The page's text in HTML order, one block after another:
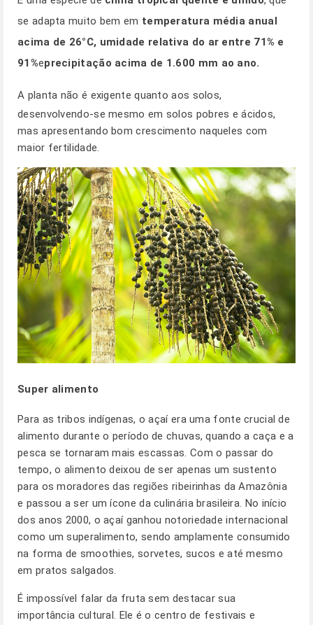
se adapta muito bem em temperatura média anual
acima de 26°C, umidade relativa do ar entre 71% e
91%eprecipitação acima de 1.600 mm ao ano.
A planta não é exigente quanto aos solos,
desenvolvendo-se mesmo em solos pobres e ácidos,
mas apresentando bom crescimento naqueles com
maior fertilidade.
Super alimento
Para as tribos indígenas, o açaí era uma fonte crucial de
alimento durante o período de chuvas, quando a caça e a
pesca se tornaram mais escassas. Com o passar do
tempo, o alimento deixou de ser apenas um sustento
para os moradores das regiões ribeirinhas da Amazônia
e passou a ser um ícone da culinária brasileira. No início
dos anos 2000, o açaí ganhou notoriedade internacional
como um superalimento, sendo amplamente consumido
na forma de smoothies, sorvetes, sucos e até mesmo
em pratos salgados.
É impossível falar da fruta sem destacar sua
importância cultural. Ele é o centro de festivais e